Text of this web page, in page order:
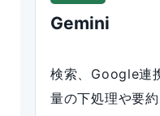
Gemini
検索、Google連
量の下処理や要約